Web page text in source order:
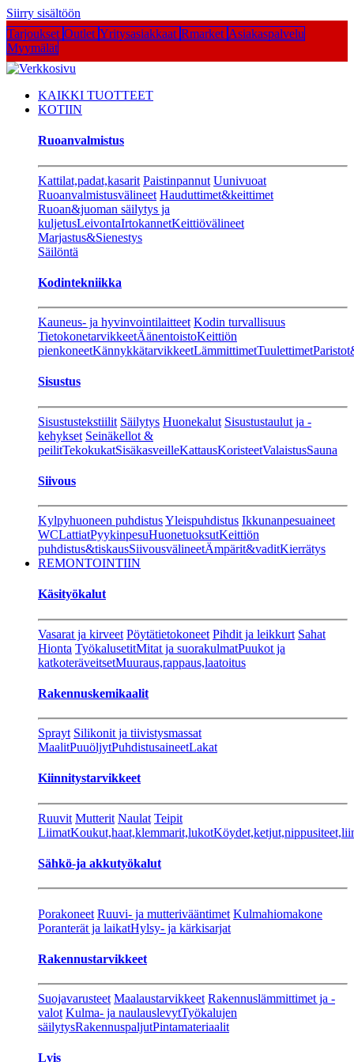
Siirry sisältöön
Tarjoukset Outlet Yritysasiakkaat Rmarket Asiakaspalvelu
Myymälät
KAIKKI TUOTTEET
KOTIIN
Ruoanvalmistus
Kattilat,padat,kasarit Paistinpannut Uunivuoat
Ruoanvalmistusvälineet Hauduttimet&keittimet
Ruoan&juoman säilytys ja
kuljetusLeivontaIrtokannetKeittiövälineet
Marjastus&Sienestys
Säilöntä
Kodintekniikka
Kauneus- ja hyvinvointilaitteet Kodin turvallisuus
TietokonetarvikkeetÄänentoistoKeittiön
pienkoneetKännykkätarvikkeetLämmittimetTuulettimet
Sisustus
Sisustustekstiilit Säilytys Huonekalut Sisustustaulut ja -
kehykset Seinäkellot &
peilitTekokukatSisäkasveilleKattausKoristeetValaistusSauna
Siivous
Kylpyhuoneen puhdistusYleispuhdistus Ikkunanpesuaineet
WCLattiatPyykinpesuHuonetuoksutKeittiön
puhdistus&tiskausSiivousvälineetÄmpärit&vaditKierrätys
REMONTOINTIIN
Käsityökalut
Vasarat ja kirveet Pöytätietokoneet Pihdit ja leikkurt Sahat
Hionta TyökalusetitMitat ja suorakulmatPuukot ja
katkoteräveitsetMuuraus,rappaus,laatoitus
Rakennuskemikaalit
Sprayt Silikonit ja tiivistysmassat
MaalitPuuöljytPuhdistusaineetLakat
Kiinnitystarvikkeet
Ruuvit Mutterit Naulat Teipit
LiimatKoukut,haat,klemmarit,lukot
Sähkö-ja akkutyökalut
Porakoneet Ruuvi- ja mutterivääntimet Kulmahiomakone
Poranterät ja laikatHylsy- ja kärkisarjat
Rakennustarvikkeet
Suojavarusteet Maalaustarvikkeet Rakennuslämmittimet ja -
valot Kulma- ja naulauslevytTyökalujen
säilytysRakennuspaljutPintamateriaalit
Lvis